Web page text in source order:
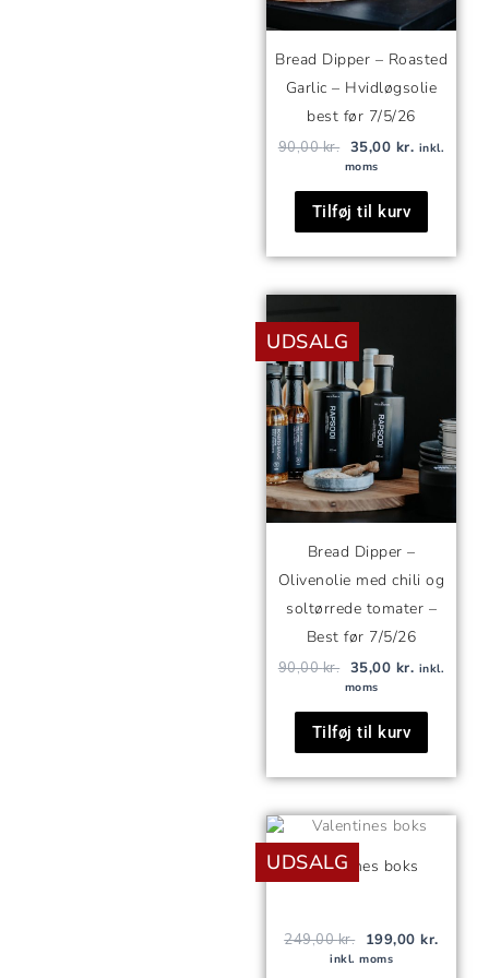
Bread Dipper – Roasted
Garlic – Hvidløgsolie
best før 7/5/26
90,00kr. 35,00 kr. inkl.
moms
Tilføj til kurv
UDSALG
Bread Dipper –
Olivenolie med chili og
soltørrede tomater –
Best før 7/5/26
90,00kr.
oprindelige
pris
var:
90,00 kr..
35,00 kr. inkl.
moms
Tilføj til kurv
UDSALG
Valentines boks
249,00kr.
Den
oprindelige
pris
var:
199,00kr.
Den
inkl. moms